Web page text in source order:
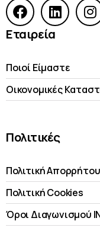
Εταιρεία
Ποιοί Είμαστε
Οικονομικές
Πολιτικές
Πολιτική Απορρήτου
Πολιτική Cookies
Όροι Διαγωνισμού